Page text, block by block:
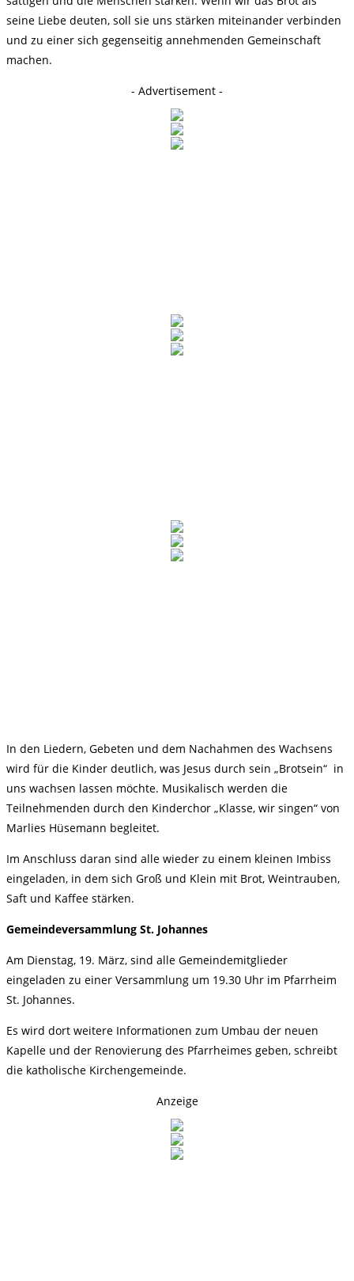
seine Liebe deuten, soll sie uns stärken miteinander verbinden
und zu einer sich gegenseitig annehmenden Gemeinschaft
machen.
- Advertisement -
In den Liedern, Gebeten und dem Nachahmen des Wachsens
wird für die Kinder deutlich, was Jesus durch sein „Brotsein“ in
uns wachsen lassen möchte. Musikalisch werden die
Teilnehmenden durch den Kinderchor „Klasse, wir singen“ von
Marlies Hüsemann begleitet.
Im Anschluss daran sind alle wieder zu einem kleinen Imbiss
eingeladen, in dem sich Groß und Klein mit Brot, Weintrauben,
Saft und Kaffee stärken.
Gemeindeversammlung St. Johannes
Am Dienstag, 19. März, sind alle Gemeindemitglieder
eingeladen zu einer Versammlung um 19.30 Uhr im Pfarrheim
St. Johannes.
Es wird dort weitere Informationen zum Umbau der neuen
Kapelle und der Renovierung des Pfarrheimes geben, schreibt
die katholische Kirchengemeinde.
Anzeige